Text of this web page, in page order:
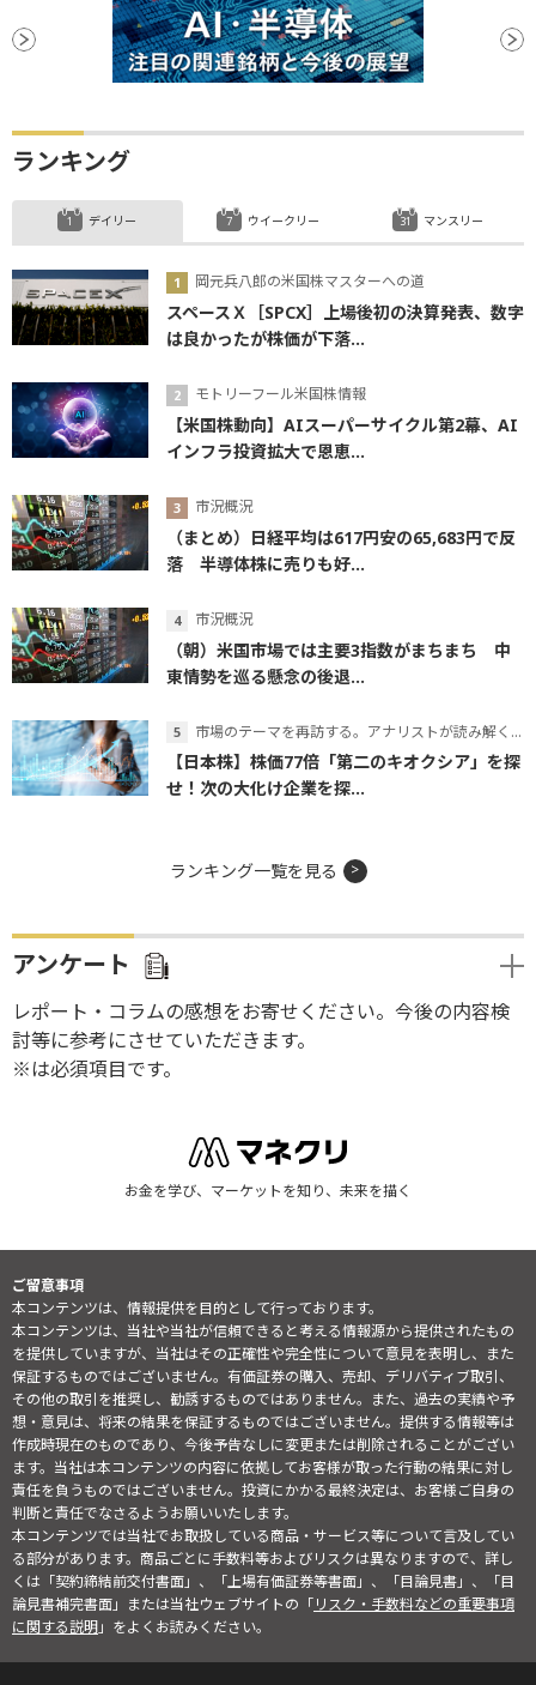
ランキング
デイリー
岡元兵八郎の米国株マスターへの道
スペースＸ［SPCX］上場後初の決算発表、数字
は良かったが株価が下落...
モトリーフール米国株情報
【米国株動向】AIスーパーサイクル第2幕、AI
インフラ投資拡大で恩恵...
市況概況
（まとめ）日経平均は617円安の65,683円で反
落 半導体株に売りも好...
市況概況
（朝）米国市場では主要3指数がまちまち 中
東情勢を巡る懸念の後退...
市場のテーマを再訪する。アナリストが読み解くテーマの本質
【日本株】株価77倍「第二のキオクシア」を探
せ！次の大化け企業を探...
ウイークリー マンスリー
ランキング一覧を見る
アンケート
レポート・コラムの感想をお寄せください。今後の内容検
討等に参考にさせていただきます。
※は必須項目です。
お金を学び、マーケットを知り、未来を描く
ご留意事項
本コンテンツは、情報提供を目的として行っております。
本コンテンツは、当社や当社が信頼できると考える情報源から提供されたもの
を提供していますが、当社はその正確性や完全性について意見を表明し、また
保証するものではございません。有価証券の購入、売却、デリバティブ取引、
その他の取引を推奨し、勧誘するものではありません。また、過去の実績や予
想・意見は、将来の結果を保証するものではございません。提供する情報等は
作成時現在のものであり、今後予告なしに変更または削除されることがござい
ます。当社は本コンテンツの内容に依拠してお客様が取った行動の結果に対し
責任を負うものではございません。投資にかかる最終決定は、お客様ご自身の
判断と責任でなさるようお願いいたします。
本コンテンツでは当社でお取扱している商品・サービス等について言及してい
る部分があります。商品ごとに手数料等およびリスクは異なりますので、詳し
くは「契約締結前交付書面」、「上場有価証券等書面」、「目論見書」、「目
論見書補完書面」または当社ウェブサイトの「リスク・手数料などの重要事項
に関する説明」をよくお読みください。